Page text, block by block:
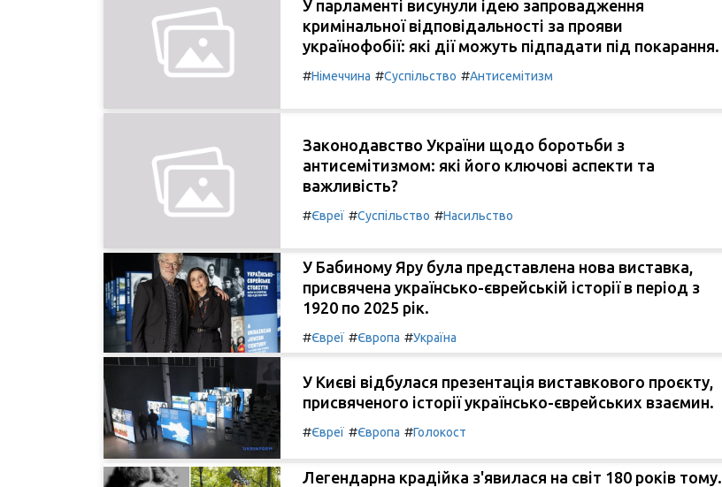
У парламенті висунули ідею запровадження
кримінальної відповідальності за прояви
українофобії: які дії можуть підпадати під покарання.
#Німеччина #Суспільство #Антисемітизм
Законодавство України щодо боротьби з
антисемітизмом: які його ключові аспекти та
важливість?
#Євреї #Суспільство #Насильство
У Бабиному Яру була представлена нова виставка,
присвячена українсько-єврейській історії в період з
1920 по 2025 рік.
#Євреї #Європа #Україна
У Києві відбулася презентація виставкового проєкту,
присвяченого історії українсько-єврейських взаємин.
#Євреї #Європа #Голокост
Легендарна крадійка з'явилася на світ 180 років тому.